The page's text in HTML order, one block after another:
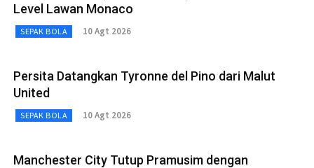
Level Lawan Monaco
SEPAK BOLA 10 Agt 2026
Persita Datangkan Tyronne del Pino dari Malut
United
SEPAK BOLA 10 Agt 2026
Manchester City Tutup Pramusim dengan